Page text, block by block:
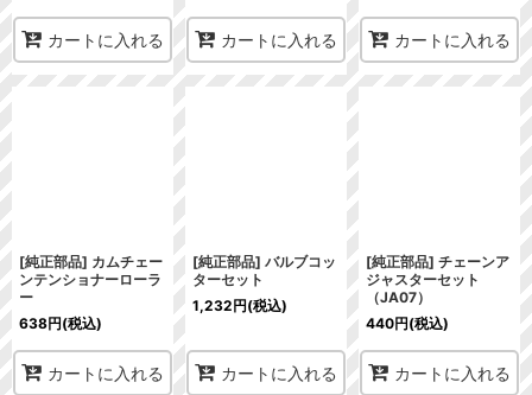
カートに入れる カートに入れる カートに入れる
[純正部品] カムチェー
ンテンショナーローラ
ー
638円(税込)
カートに入れる
[純正部品] バルブコッ
ターセット
1,232円(税込)
カートに入れる
[純正部品] チェーンア
ジャスターセット
（JA07）
440円(税込)
カートに入れる